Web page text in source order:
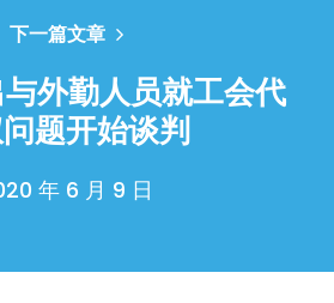
首页
Shop
Back the Courts
新闻
下一篇文章
外勤人员就工会代
题开始谈判
年 6 月 9 日